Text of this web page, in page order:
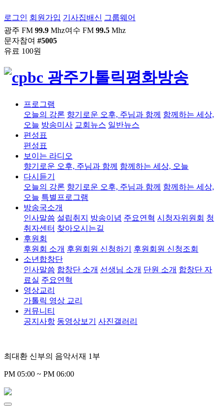
로그인 회원가입 기사집배신 그룹웨어
광주 FM 99.9 Mhz여수 FM 99.5 Mhz
문자참여 #5005
유료 100원
프로그램
오늘의 강론 향기로운 오후, 주님과 함께 함께하는 세상,
오늘 방송미사 교회뉴스 일반뉴스
편성표
편성표
보이는 라디오
향기로운 오후, 주님과 함께 함께하는 세상, 오늘
다시듣기
오늘의 강론 향기로운 오후, 주님과 함께 함께하는 세상,
오늘 특별프로그램
방송국소개
인사말씀 설립취지 방송이념 주요연혁 시청자위원회 청
취자센터 찾아오시는길
후원회
후원회 소개 후원회원 신청하기
후원회원 신청조회
소년합창단
인사말씀 합창단 소개 선생님 소개 단원 소개 합창단 자
료실 주요연혁
영상교리
가톨릭 영상 교리
커뮤니티
공지사항 동영상보기 사진갤러리
최대환 신부의 음악서재 1부
PM 05:00 ~ PM 06:00